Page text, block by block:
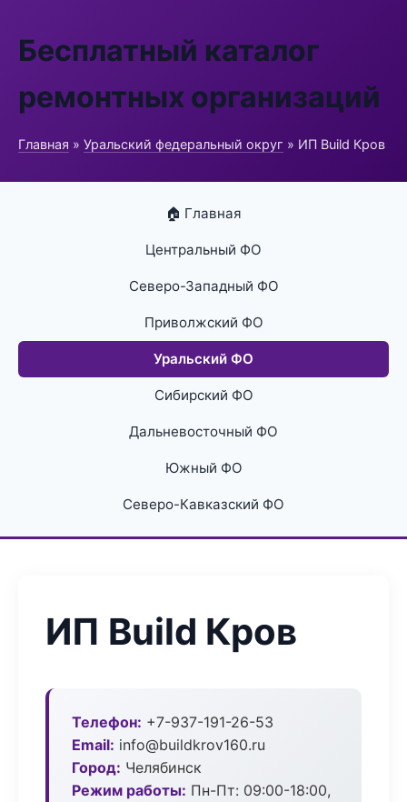
Бесплатный каталог
ремонтных организаций
Главная » Уральский федеральный округ » ИП Build Кров
🏠 Главная
Центральный ФО
Северо-Западный ФО
Приволжский ФО
Уральский ФО
Сибирский ФО
Дальневосточный ФО
Южный ФО
Северо-Кавказский ФО
ИП Build Кров
Телефон: +7-937-191-26-53
Email: info@buildkrov160.ru
Город: Челябинск
Режим работы: Пн-Пт: 09:00-18:00,